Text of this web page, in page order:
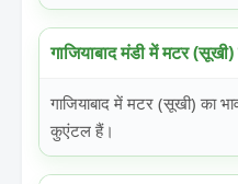
गाजियाबाद मंडी में मटर
गाजियाबाद में मटर (सूखी) का
कुएंटल हैं।